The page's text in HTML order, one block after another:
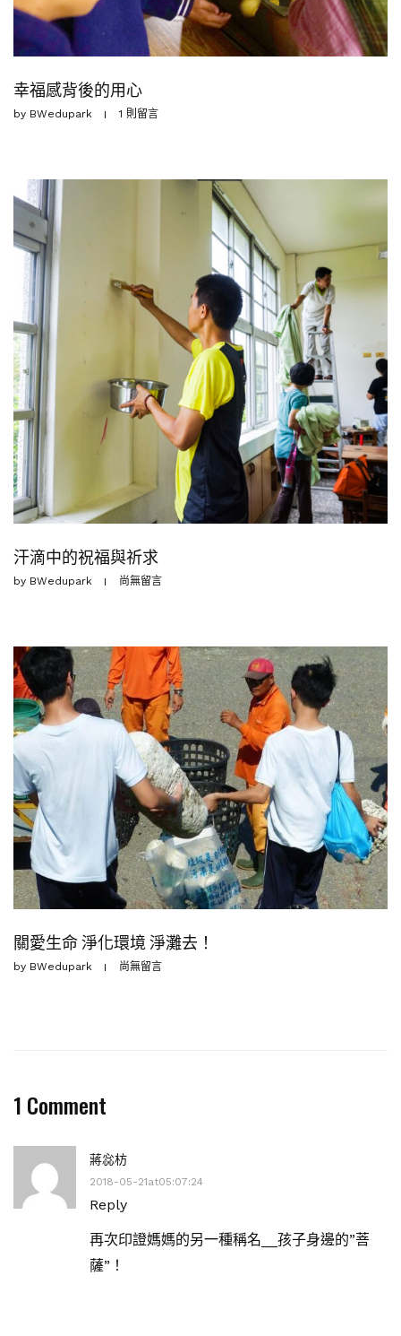
幸福感背後的用心
by BWedupark 1 則留言
汗滴中的祝福與祈求
by BWedupark 尚無留言
關愛生命 淨化環境 淨灘去！
by BWedupark 尚無留言
1 Comment
蔣惢枋
2018-05-21at05:07:24
Reply
再次印證媽媽的另一種稱名__孩子身邊的”菩
薩”！